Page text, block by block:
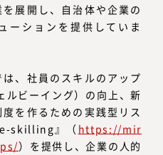
展開し、自治体や企業の
ーションを提供していま
、社員のスキルのアップ
ビーイング）の向上、新
を作るための実践型リス
skilling』（ https://mir
）を提供し、企業の人的